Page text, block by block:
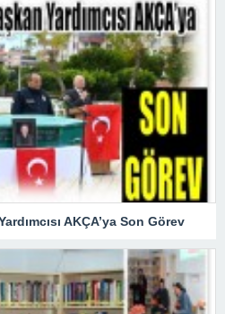
AKÇA’ya Son Görev